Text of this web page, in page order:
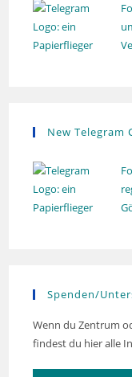
New Telegram
Spenden/
Wenn du Zentrum
findest du hier alle